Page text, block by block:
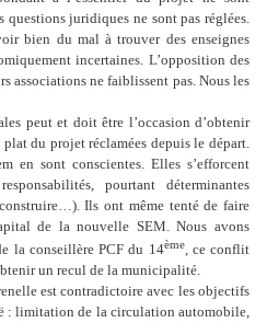
questions juridiques ne sont pas réglées.
bien du mal à trouver des enseignes
incertaines. L’opposition des
associations ne faiblissent pas. Nous les
peut et doit être l’occasion d’obtenir
du projet réclamées depuis le départ.
en sont conscientes. Elles s’efforcent
pourtant déterminantes
Ils ont même tenté de faire
de la nouvelle SEM. Nous avons
la conseillère PCF du 14ème, ce conflit
un recul de la municipalité.
est contradictoire avec les objectifs
: limitation de la circulation automobile,